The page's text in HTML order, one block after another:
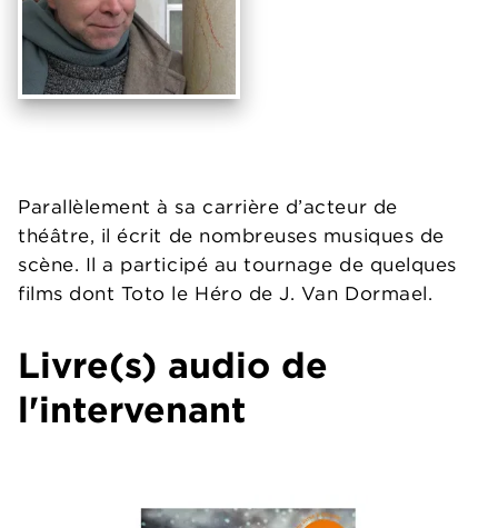
Parallèlement à sa carrière d’acteur de
théâtre, il écrit de nombreuses musiques de
scène. Il a participé au tournage de quelques
films dont Toto le Héro de J. Van Dormael.
Livre(s) audio de
l'intervenant